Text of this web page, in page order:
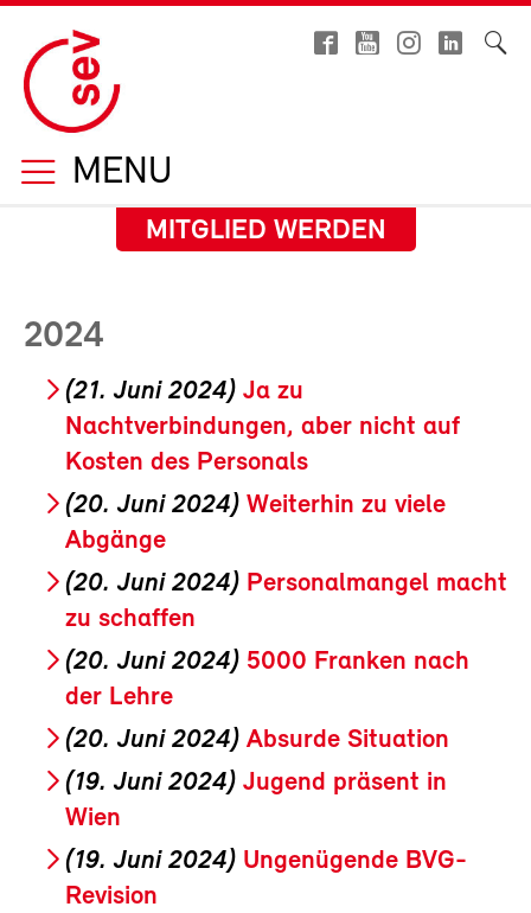
MENU
MITGLIED WERDEN
2024
(21. Juni 2024) Ja zu
Nachtverbindungen, aber nicht auf
Kosten des Personals
(20. Juni 2024) Weiterhin zu viele
Abgänge
(20. Juni 2024) Personalmangel macht
zu schaffen
(20. Juni 2024) 5000 Franken nach
der Lehre
(20. Juni 2024) Absurde Situation
(19. Juni 2024) Jugend präsent in
Wien
(19. Juni 2024) Ungenügende BVG-
Revision